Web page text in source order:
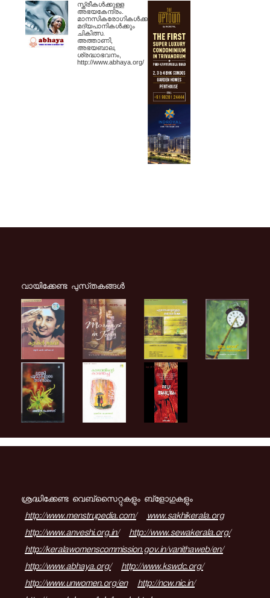
സ്ത്രീകള്‍ക്കുള്ള
അഭയകേന്ദ്രം.
മാനസികരോഗികള്‍ക്കും
മദ്യപാനികള്‍ക്കും
ചികിത്സ.
അത്താണി,
അഭയബാല,
ശ്രദ്ധാഭവനം,
http://www.abhaya.org/
വായിക്കേണ്ട പുസ്‌തകങ്ങള്‍
ശ്രദ്ധിക്കേണ്ട വെബ്സൈറ്റുകളും ബ്ളോഗുകളും
http://www.menstrupedia.com/
www.sakhikerala.org
http://www.anveshi.org.in/
http://www.sewakerala.org/
http://keralawomenscommission.gov.in/vanithaweb/en/
http://www.abhaya.org/
http://www.kswdc.org/
http://www.unwomen.org/en
http://ncw.nic.in/